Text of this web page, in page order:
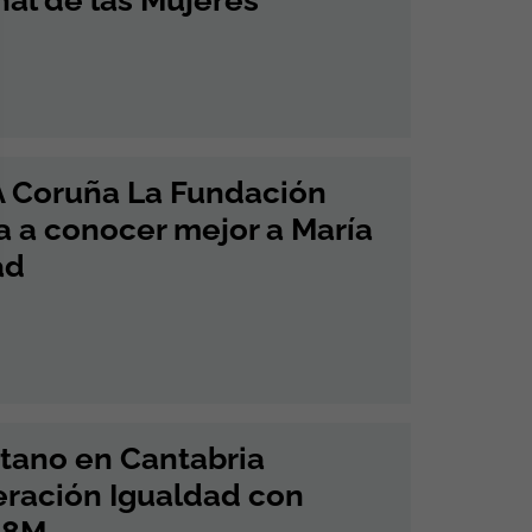
Coruña La Fundación
a conocer mejor a María
en Cantabria
Igualdad con